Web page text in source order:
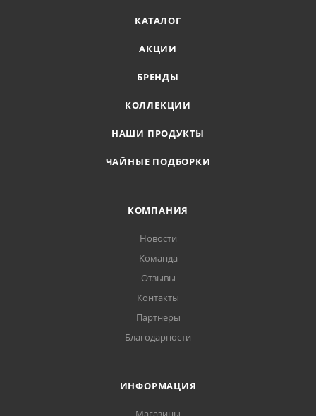
КАТАЛОГ
АКЦИИ
БРЕНДЫ
КОЛЛЕКЦИИ
НАШИ ПРОДУКТЫ
ЧАЙНЫЕ ПОДБОРКИ
КОМПАНИЯ
Новости
Команда
Отзывы
Контакты
Партнеры
Благодарности
ИНФОРМАЦИЯ